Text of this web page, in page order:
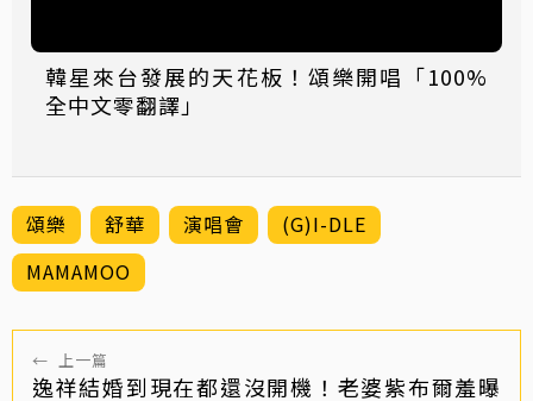
韓星來台發展的天花板！頌樂開唱「100%
全中文零翻譯」
頌樂 舒華 演唱會
(G)I-DLE
MAMAMOO
← 上一篇
逸祥結婚到現在都還沒開機！老婆紫布爾羞曝